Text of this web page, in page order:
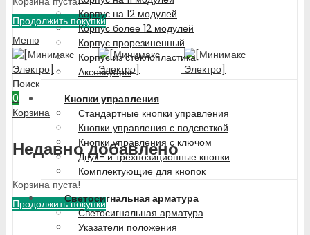
Продолжить покупки
Меню
Поиск
0
Корзина
Недавно добавлено
Корзина пуста!
Продолжить покупки
Корпус на 12 модулей
Корпус более 12 модулей
Корпус прорезиненный
Корпус из стеклопластика
Аксессуары
Кнопки управления
Стандартные кнопки управления
Кнопки управления с подсветкой
Кнопки управления с ключом
Двух- и трехпозиционные кнопки
Комплектующие для кнопок
Светосигнальная арматура
Светосигнальная арматура
Указатели положения